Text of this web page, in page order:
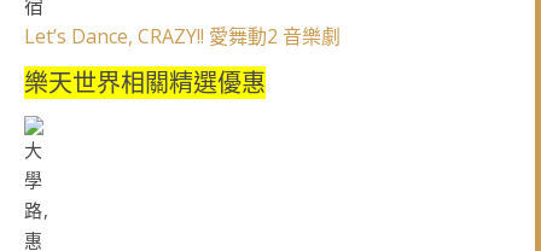
Let’s Dance, CRAZY!! 愛舞動2 音樂劇
樂天世界相關精選優惠